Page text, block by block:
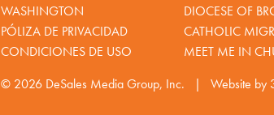
WASHINGTON
PÓLIZA DE PRIVACIDAD
CONDICIONES DE USO
DIOCESE OF
CATHOLIC
MEET ME IN
© 2026 DeSales Media Group, Inc. | Website by